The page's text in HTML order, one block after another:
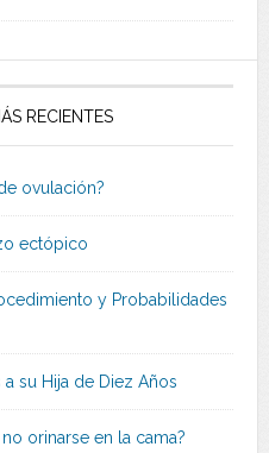
RECIENTES
ovulación?
ectópico
y Probabilidades
su Hija de Diez Años
orinarse en la cama?